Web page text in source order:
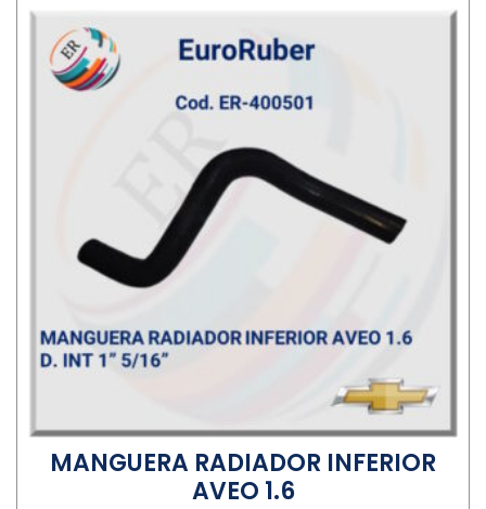
MANGUERA RADIADOR INFERIOR
AVEO 1.6